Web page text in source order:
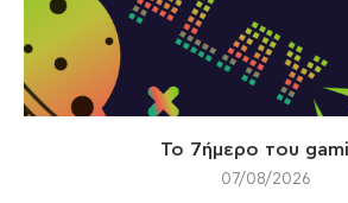
Το 7ήμερο του
07/08/2026